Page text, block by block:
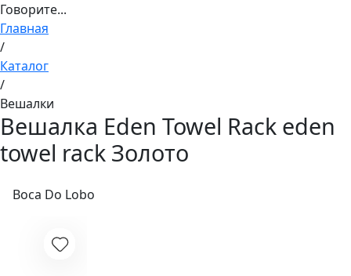
Говорите...
Главная
/
Каталог
/
Вешалки
Вешалка Eden Towel Rack eden
towel rack Золото
Boca Do Lobo